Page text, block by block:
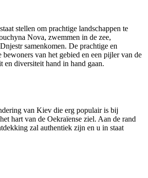
stellen om prachtige landschappen te
Nova, zwemmen in de zee,
samenkomen. De prachtige en
van het gebied en een pijler van de
en diversiteit hand in hand gaan.
van Kiev die erg populair is bij
hart van de Oekraïense ziel. Aan de rand
zal authentiek zijn en u in staat